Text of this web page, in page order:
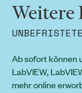
Weitere
Ab sofort können
LabVIEW,
mehr online